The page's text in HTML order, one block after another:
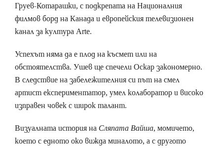
Груев-Котарашки, с подкрепата на Националния
филмов борд на Канада и европейския телевизионен
канал за култура Arte.
Успехът няма да е плод на късмет или на
обстоятелства. Ушев ще спечели Оскар закономерно.
В следствие на забележителния си път на смел
артист експериментатор, умел колаборатор и високо
изправен човек с широк талант.
Визуалната история на Сляпата Вайша, момичето,
което с едното око вижда миналото, а с другото